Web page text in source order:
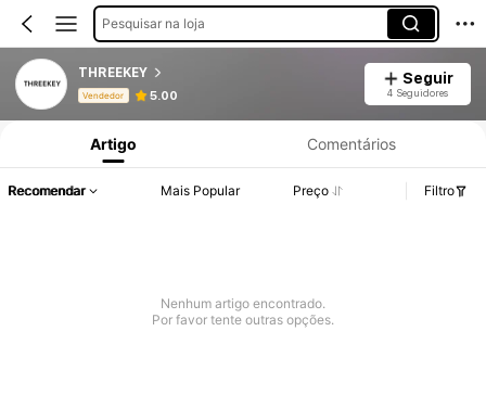
Pesquisar na loja
THREEKEY
Vendedor 5.00
Seguir
4 Seguidores
Informações do Produto: Divulgação de Preço, Vendas e Detalhes de Stock.
Artigo Comentários
Recomendar Mais Popular Preço Filtro
Nenhum artigo encontrado.
Por favor tente outras opções.